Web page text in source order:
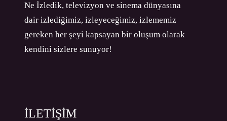
Ne İzledik, televizyon ve sinema dünyasına
dair izlediğimiz, izleyeceğimiz, izlememiz
gereken her şeyi kapsayan bir oluşum olarak
kendini sizlere sunuyor!
İLETİŞİM